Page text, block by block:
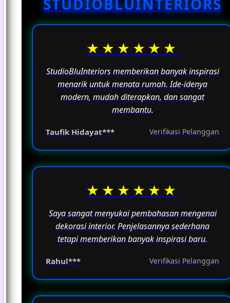
fungsinya sebagai ruang untuk beraktivitas
sehari-hari.
★★★★★★
StudioBluInteriors memberikan banyak inspirasi
menarik untuk menata rumah. Ide-idenya
modern, mudah diterapkan, dan sangat
membantu.
Taufik Hidayat*** Verifikasi Pelanggan
★★★★★★
Saya sangat menyukai pembahasan mengenai
dekorasi interior. Penjelasannya sederhana
tetapi memberikan banyak inspirasi baru.
Rahul*** Verifikasi Pelanggan